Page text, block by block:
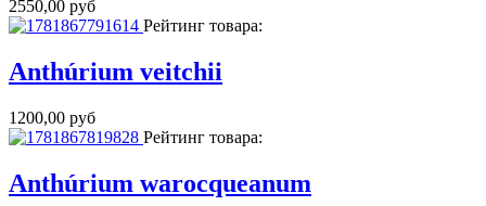
2550,00 руб
Рейтинг товара:
Anthúrium veitchii
1200,00 руб
Рейтинг товара:
Anthúrium warocqueanum